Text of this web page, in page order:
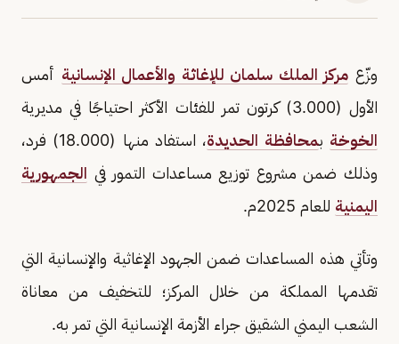
وزّع مركز الملك سلمان للإغاثة والأعمال الإنسانية أمس
الأول (3.000) كرتون تمر للفئات الأكثر احتياجًا في مديرية
الخوخة بمحافظة الحديدة
، استفاد منها (18.000) فرد،
وذلك ضمن مشروع توزيع مساعدات التمور في الجمهورية
اليمنية للعام 2025م.
وتأتي هذه المساعدات ضمن الجهود الإغاثية والإنسانية التي
تقدمها المملكة من خلال المركز؛ للتخفيف من معاناة
الشعب اليمني الشقيق جراء الأزمة الإنسانية التي تمر به.